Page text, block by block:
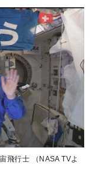
飛行士 （NASA TVよ